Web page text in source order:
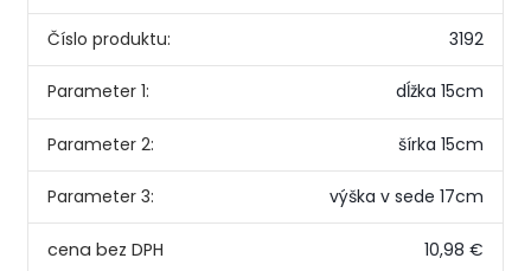
Číslo produktu: 3192
Parameter 1: dĺžka 15cm
Parameter 2: šírka 15cm
Parameter 3: výška v sede 17cm
10,98 €